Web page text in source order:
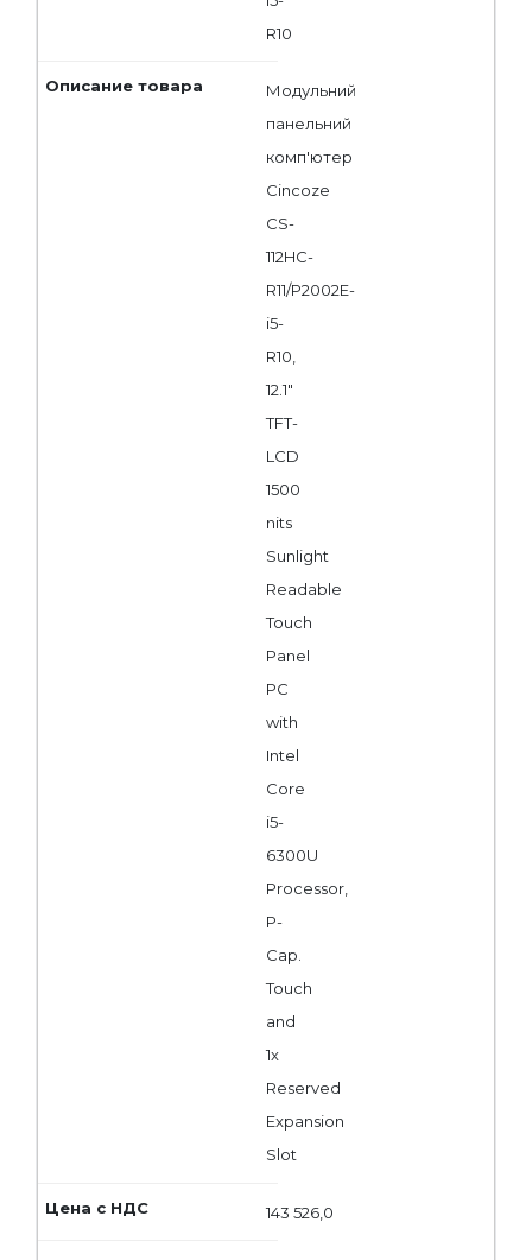
R10
Модульний
панельний
комп'ютер
Cincoze
CS-
112HC-
R11/P2002E-
i5-
R10,
12.1"
TFT-
LCD
1500
nits
Sunlight
Readable
Touch
Panel
PC
with
Intel
Core
i5-
6300U
Processor,
P-
Cap.
Touch
and
1x
Reserved
Expansion
Slot
143 526,0